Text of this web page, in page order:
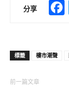
分享
標籤 樓市潮聲
前一篇文章